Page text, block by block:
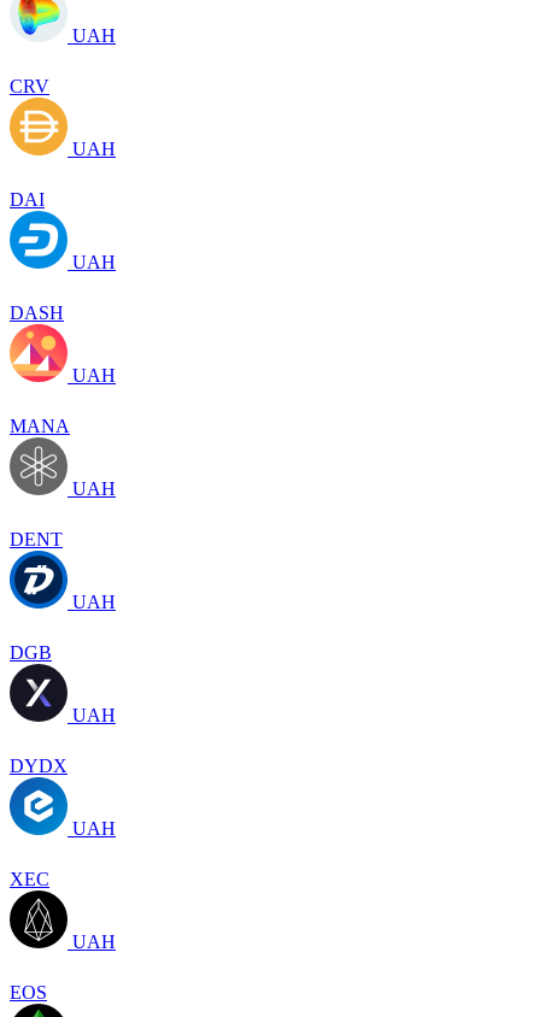
UAH
CRV
UAH
DAI
UAH
DASH
UAH
MANA
UAH
DENT
UAH
DGB
UAH
DYDX
UAH
XEC
UAH
EOS